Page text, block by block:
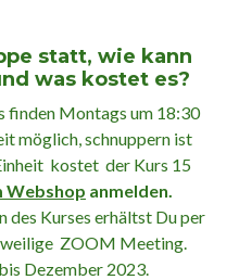
statt, wie kann
was kostet es?
finden Montags um 18:30
möglich, schnuppern ist
kostet der Kurs 15
Webshop anmelden.
des Kurses erhältst Du per
ZOOM Meeting.
Dezember 2023.